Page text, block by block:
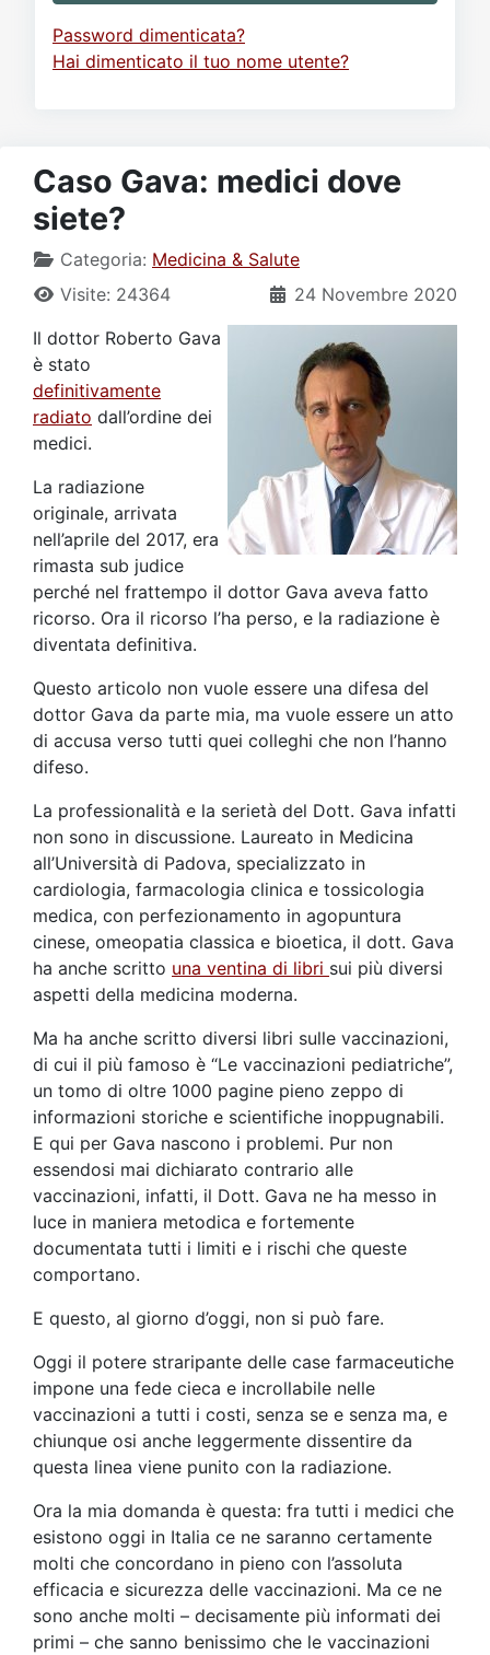
Password dimenticata?
Hai dimenticato il tuo nome utente?
Caso Gava: medici dove
siete?
Categoria: Medicina & Salute
24 Novembre 2020
Visite: 24364
Il dottor Roberto Gava
è stato
definitivamente
radiato dall’ordine dei
medici.
La radiazione
originale, arrivata
nell’aprile del 2017, era
rimasta sub judice
perché nel frattempo il dottor Gava aveva fatto
ricorso. Ora il ricorso l’ha perso, e la radiazione è
diventata definitiva.
Questo articolo non vuole essere una difesa del
dottor Gava da parte mia, ma vuole essere un atto
di accusa verso tutti quei colleghi che non l’hanno
difeso.
La professionalità e la serietà del Dott. Gava infatti
non sono in discussione. Laureato in Medicina
all’Università di Padova, specializzato in
cardiologia, farmacologia clinica e tossicologia
medica, con perfezionamento in agopuntura
cinese, omeopatia classica e bioetica, il dott. Gava
ha anche scritto una ventina di libri sui più diversi
aspetti della medicina moderna.
Ma ha anche scritto diversi libri sulle vaccinazioni,
di cui il più famoso è “Le vaccinazioni pediatriche”,
un tomo di oltre 1000 pagine pieno zeppo di
informazioni storiche e scientifiche inoppugnabili.
E qui per Gava nascono i problemi. Pur non
essendosi mai dichiarato contrario alle
vaccinazioni, infatti, il Dott. Gava ne ha messo in
luce in maniera metodica e fortemente
documentata tutti i limiti e i rischi che queste
comportano.
E questo, al giorno d’oggi, non si può fare.
Oggi il potere straripante delle case farmaceutiche
impone una fede cieca e incrollabile nelle
vaccinazioni a tutti i costi, senza se e senza ma, e
chiunque osi anche leggermente dissentire da
questa linea viene punito con la radiazione.
Ora la mia domanda è questa: fra tutti i medici che
esistono oggi in Italia ce ne saranno certamente
molti che concordano in pieno con l’assoluta
efficacia e sicurezza delle vaccinazioni. Ma ce ne
sono anche molti – decisamente più informati dei
primi – che sanno benissimo che le vaccinazioni